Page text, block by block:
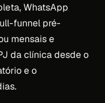
WhatsApp
funnel pré-
mensais e
da clínica desde o
e o